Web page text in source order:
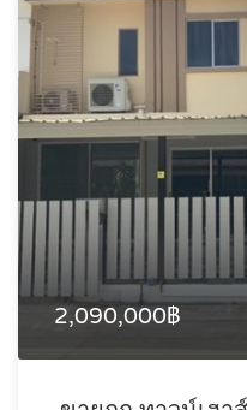
2,090,000฿